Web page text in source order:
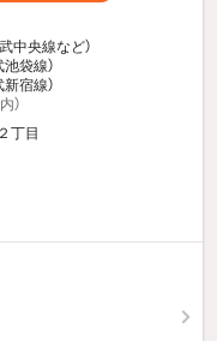
中央線など）
池袋線）
新宿線）
）
丁目